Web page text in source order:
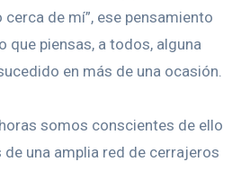
de mí”, ese pensamiento
que piensas, a todos, alguna
en más de una ocasión.
somos conscientes de ello
una amplia red de cerrajeros